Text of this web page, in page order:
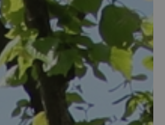
een nieuw huis en hebt
zoek je voor jouw